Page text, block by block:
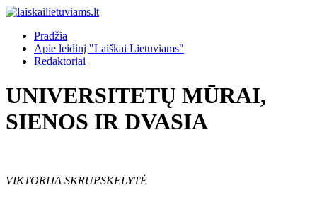
Pradžia
Apie leidinį "Laiškai Lietuviams"
Redaktoriai
UNIVERSITETŲ MŪRAI,
SIENOS IR DVASIA
VIKTORIJA SKRUPSKELYTĖ